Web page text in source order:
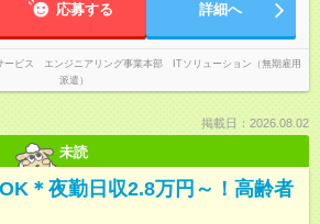
応募する 詳細へ
ービス エンジニアリング事業本部 ITソリューション（無期雇用
派遣）
掲載日：2026.08.02
未読
＊夜勤日収2.8万円～！高齢者